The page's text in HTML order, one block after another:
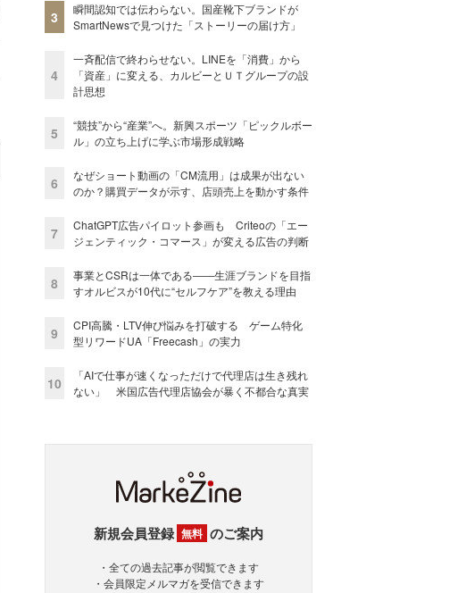
3
瞬間認知では伝わらない。国産靴下ブランドが
SmartNewsで見つけた「ストーリーの届け方」
4
一斉配信で終わらせない。LINEを「消費」から
「資産」に変える、カルビーとＵＴグループの設
計思想
5
“競技”から“産業”へ。新興スポーツ「ピックルボー
ル」の立ち上げに学ぶ市場形成戦略
6
なぜショート動画の「CM流用」は成果が出ない
のか？購買データが示す、店頭売上を動かす条件
7
ChatGPT広告パイロット参画も Criteoの「エー
ジェンティック・コマース」が変える広告の判断
8
事業とCSRは一体である――生涯ブランドを目指
すオルビスが10代に“セルフケア”を教える理由
9
CPI高騰・LTV伸び悩みを打破する ゲーム特化
型リワードUA「Freecash」の実力
10
「AIで仕事が速くなっただけで代理店は生き残れ
ない」 米国広告代理店協会が暴く不都合な真実
新規会員登録 無料 のご案内
・全ての過去記事が閲覧できます
・会員限定メルマガを受信できます